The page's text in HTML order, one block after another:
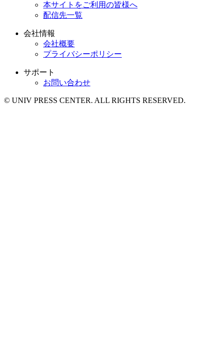
本サイトをご利用の皆様へ
配信先一覧
会社情報
会社概要
プライバシーポリシー
サポート
お問い合わせ
© UNIV PRESS CENTER. ALL RIGHTS RESERVED.